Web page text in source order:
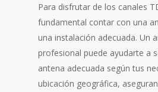
Para disfrutar de los canales
fundamental contar con una
una instalación adecuada. Un
profesional puede ayudarte a
antena adecuada según tus
ubicación geográfica,